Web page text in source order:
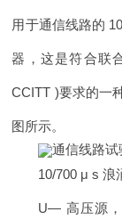
用于通信线路的
器，这是符合联
CCITT )要求的一
图所示。
10/700 μ s 浪
U— 高压源